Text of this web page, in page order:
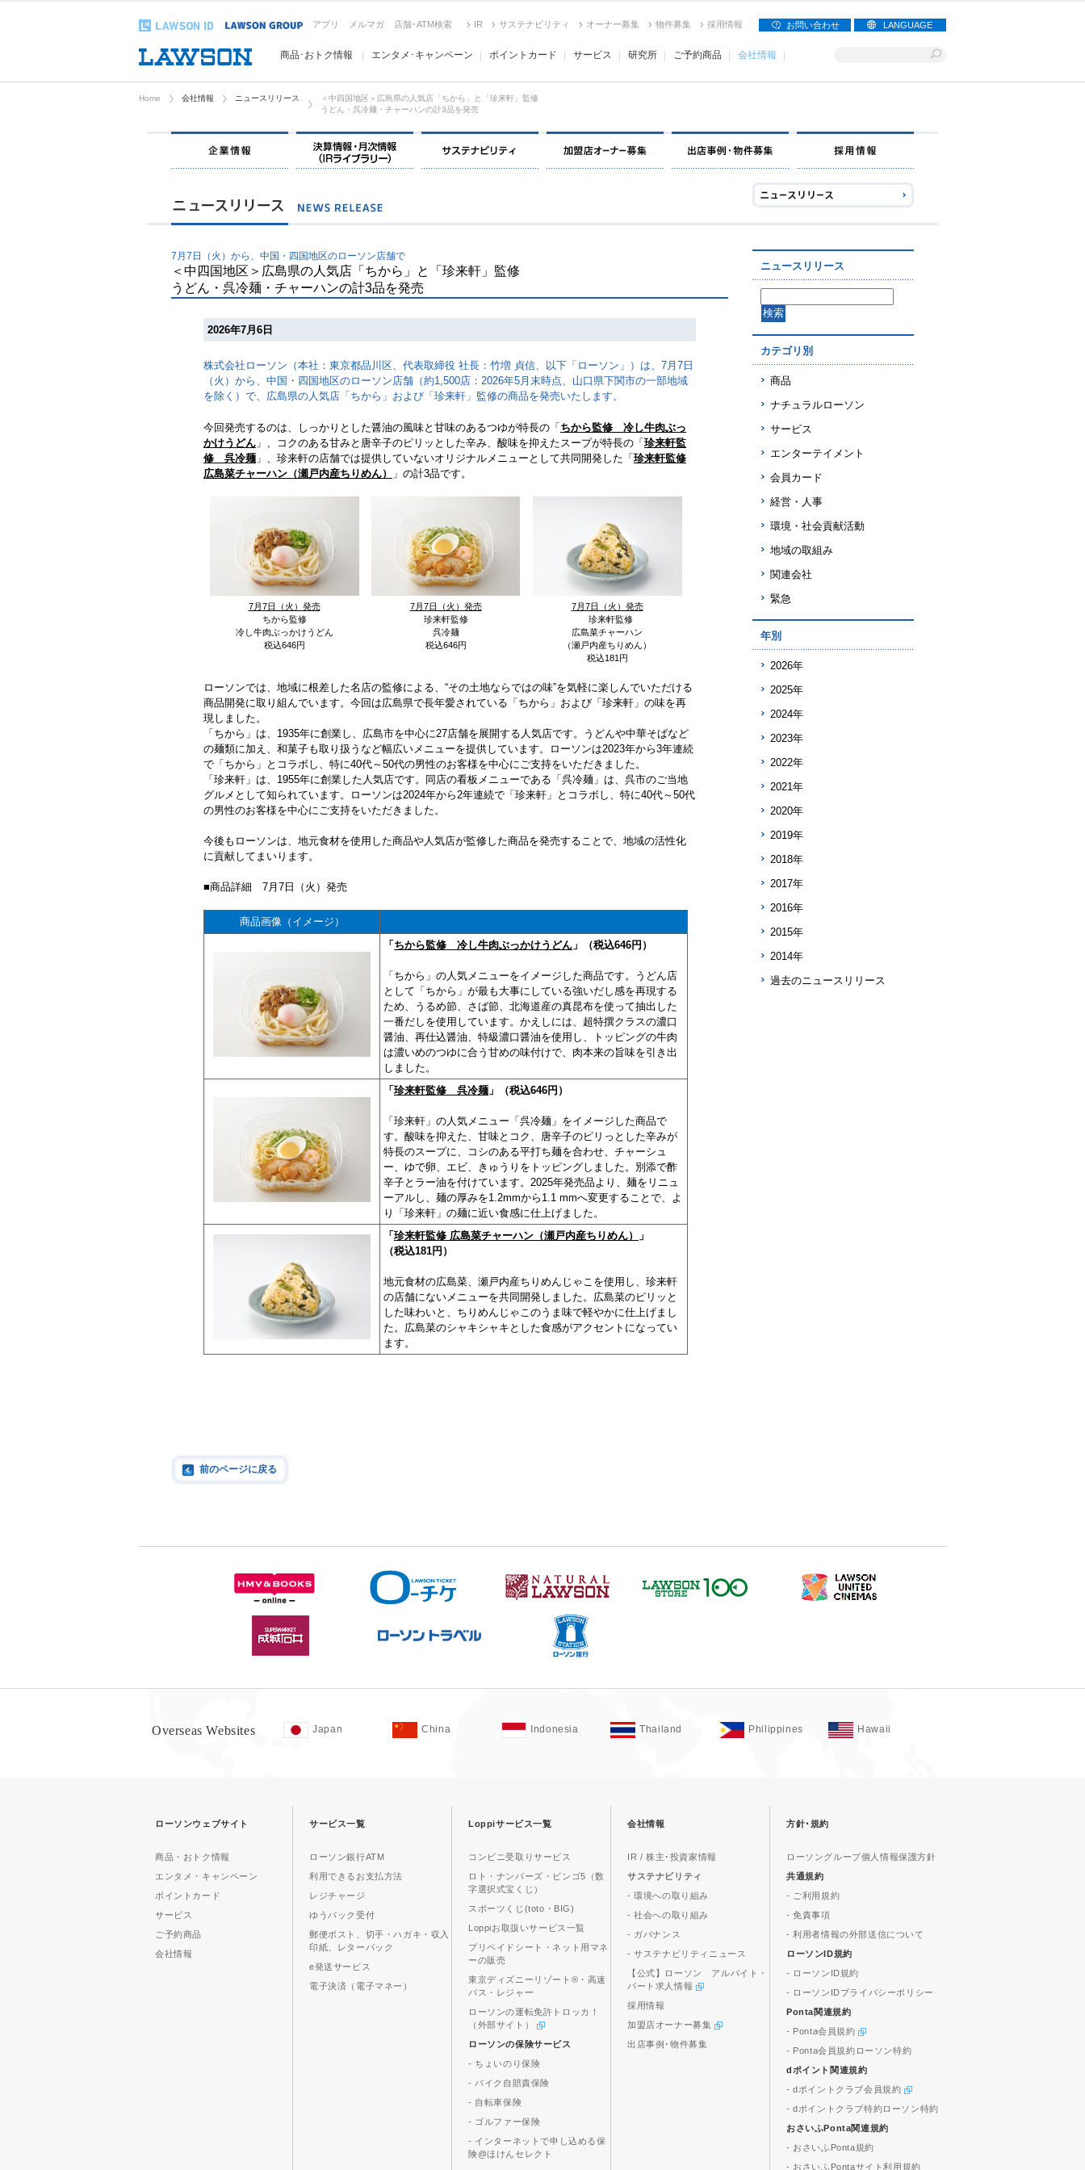
アプリ メルマガ 店舗･ATM検索 IR サステナビリティ オーナー募集 物件募集 採用情報 お問い合わせ LANGUAGE
商品･おトク情報 エンタメ･キャンペーン ポイントカード サービス 研究所 ご予約商品 会社情報
Home 会社情報 ニュースリリース
＜中四国地区＞広島県の人気店「ちから」と「珍来軒」監修
うどん・呉冷麺・チャーハンの計3品を発売
企業情報
7月7日（火）から、中国・四国地区のローソン店舗で
＜中四国地区＞広島県の人気店「ちから」と「珍来軒」監修
うどん・呉冷麺・チャーハンの計3品を発売
2026年7月6日
株式会社ローソン（本社：東京都品川区、代表取締役 社長：竹増 貞信、以下「ローソン」）は、7月7日
（火）から、中国・四国地区のローソン店舗（約1,500店：2026年5月末時点、山口県下関市の一部地域
を除く）で、広島県の人気店「ちから」および「珍来軒」監修の商品を発売いたします。
今回発売するのは、しっかりとした醤油の風味と甘味のあるつゆが特長の「 ちから監修 冷し牛肉ぶっ
かけうどん 」、コクのある甘みと唐辛子のピリッとした辛み、酸味を抑えたスープが特長の「 珍来軒監
修 呉冷麺 」、珍来軒の店舗では提供していないオリジナルメニューとして共同開発した「 珍来軒監修
広島菜チャーハン（瀬戸内産ちりめん）
」の計3品です。
7月7日（火）発売
ちから監修
冷し牛肉ぶっかけうどん
税込646円
7月7日（火）発売
珍来軒監修
呉冷麺
税込646円
7月7日（火）発売
珍来軒監修
広島菜チャーハン
（瀬戸内産ちりめん）
税込181円
ローソンでは、地域に根差した名店の監修による、“その土地ならではの味”を気軽に楽しんでいただける
商品開発に取り組んでいます。今回は広島県で長年愛されている「ちから」および「珍来軒」の味を再
現しました。
「ちから」は、1935年に創業し、広島市を中心に27店舗を展開する人気店です。うどんや中華そばなど
の麺類に加え、和菓子も取り扱うなど幅広いメニューを提供しています。ローソンは2023年から3年連続
で「ちから」とコラボし、特に40代～50代の男性のお客様を中心にご支持をいただきました。
「珍来軒」は、1955年に創業した人気店です。同店の看板メニューである「呉冷麺」は、呉市のご当地
グルメとして知られています。ローソンは2024年から2年連続で「珍来軒」とコラボし、特に40代～50代
の男性のお客様を中心にご支持をいただきました。
今後もローソンは、地元食材を使用した商品や人気店が監修した商品を発売することで、地域の活性化
に貢献してまいります。
■商品詳細 7月7日（火）発売
商品画像（イメージ）
「 ちから監修 冷し牛肉ぶっかけうどん 」（税込646円）
「ちから」の人気メニューをイメージした商品です。うどん店
として「ちから」が最も大事にしている強いだし感を再現する
ため、うるめ節、さば節、北海道産の真昆布を使って抽出した
一番だしを使用しています。かえしには、超特撰クラスの濃口
醤油、再仕込醤油、特級濃口醤油を使用し、トッピングの牛肉
は濃いめのつゆに合う甘めの味付けで、肉本来の旨味を引き出
しました。
「 珍来軒監修 呉冷麺 」（税込646円）
「珍来軒」の人気メニュー「呉冷麺」をイメージした商品で
す。酸味を抑えた、甘味とコク、唐辛子のピリっとした辛みが
特長のスープに、コシのある平打ち麺を合わせ、チャーシュ
ー、ゆで卵、エビ、きゅうりをトッピングしました。別添で酢
辛子とラー油を付けています。2025年発売品より、麺をリニュ
ーアルし、麺の厚みを1.2mmから1.1 mmへ変更することで、よ
り「珍来軒」の麺に近い食感に仕上げました。
「 珍来軒監修 広島菜チャーハン（瀬戸内産ちりめん）
」
（税込181円）
地元食材の広島菜、瀬戸内産ちりめんじゃこを使用し、珍来軒
の店舗にないメニューを共同開発しました。広島菜のピリッと
した味わいと、ちりめんじゃこのうま味で軽やかに仕上げまし
た。広島菜のシャキシャキとした食感がアクセントになってい
ます。
前のページに戻る
ニュースリリース
カテゴリ別
商品
ナチュラルローソン
サービス
エンターテイメント
会員カード
経営・人事
環境・社会貢献活動
地域の取組み
関連会社
緊急
年別
2026年
2025年
2024年
2023年
2022年
2021年
2020年
2019年
2018年
2017年
2016年
2015年
2014年
過去のニュースリリース
Overseas Websites Japan China Indonesia Thailand Philippines Hawaii
ローソンウェブサイト
商品・おトク情報
エンタメ・キャンペーン
ポイントカード
サービス
ご予約商品
会社情報
サービス一覧
ローソン銀行ATM
利用できるお支払方法
レジチャージ
ゆうパック受付
郵便ポスト、切手・ハガキ・収入
印紙、レターパック
e発送サービス
電子決済（電子マネー）
Loppiサービス一覧
コンビニ受取りサービス
ロト・ナンバーズ・ビンゴ5（数
字選択式宝くじ）
スポーツくじ(toto・BIG)
Loppiお取扱いサービス一覧
プリペイドシート・ネット用マネ
ーの販売
東京ディズニーリゾート®・高速
バス・レジャー
ローソンの運転免許トロッカ！
（外部サイト）
ローソンの保険サービス
- ちょいのり保険
- バイク自賠責保険
- 自転車保険
- ゴルファー保険
- インターネットで申し込める保
険@ほけんセレクト
会社情報
IR / 株主･投資家情報
サステナビリティ
- 環境への取り組み
- 社会への取り組み
- ガバナンス
- サステナビリティニュース
【公式】ローソン アルバイト・
パート求人情報
採用情報
加盟店オーナー募集
出店事例･物件募集
方針･規約
ローソングループ個人情報保護方針
共通規約
- ご利用規約
- 免責事項
- 利用者情報の外部送信について
ローソンID規約
- ローソンID規約
- ローソンIDプライバシーポリシー
Ponta関連規約
- Ponta会員規約
- Ponta会員規約ローソン特約
dポイント関連規約
- dポイントクラブ会員規約
- dポイントクラブ特約ローソン特約
おさいふPonta関連規約
- おさいふPonta規約
- おさいふPontaサイト利用規約